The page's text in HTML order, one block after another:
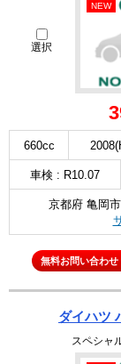
選択
NEW
660cc
車検 : R10.07
京都府 亀岡
無料お問い合わせ
ダイハツ
スペシャ